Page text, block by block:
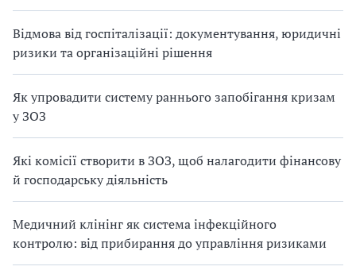
Відмова від госпіталізації: документування, юридичні
ризики та організаційні рішення
Як упровадити систему раннього запобігання кризам
у ЗОЗ
Які комісії створити в ЗОЗ, щоб налагодити фінансову
й господарську діяльність
Медичний клінінг як система інфекційного
контролю: від прибирання до управління ризиками